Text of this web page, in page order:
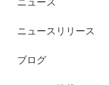
ニュースリリース
ブログ